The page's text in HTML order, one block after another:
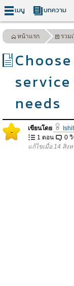
เมนู บทความ
หน้าแรก รวม
needs
- เขียนโดย
1 ตอน
0
แก้ไขเมื่อ 14 สิง